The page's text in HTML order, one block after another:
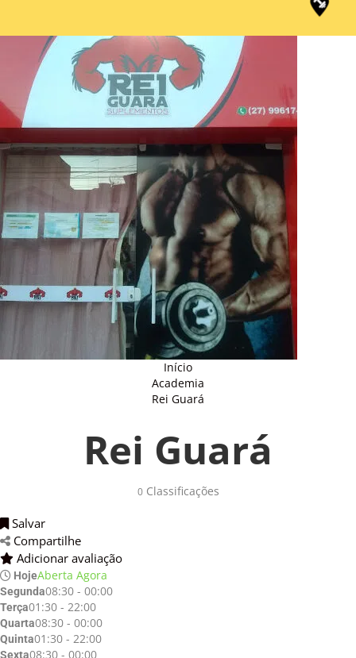
Início
Academia
Rei Guará
Rei Guará
0Classificações
Salvar
Compartilhe
Adicionar avaliação
HojeAberta Agora
Segunda08:30 - 00:00
Terça01:30 - 22:00
Quarta08:30 - 00:00
Quinta01:30 - 22:00
Sexta08:30 - 00:00